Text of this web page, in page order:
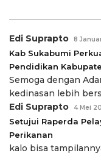
Edi Suprapto 8
Kab Sukabumi
Pendidikan
Semoga dengan
kedinasan lebih
Edi Suprapto
4 Mei
Setujui Raperda
Perikanan
kalo bisa